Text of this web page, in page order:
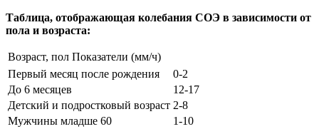
Таблица, отображающая колебания СОЭ в зависимости от
пола и возраста:
Возраст, пол Показатели (мм/ч)
Первый месяц после рождения
0-2
До 6 месяцев
12-17
Детский и подростковый возраст 2-8
Мужчины младше 60
1-10